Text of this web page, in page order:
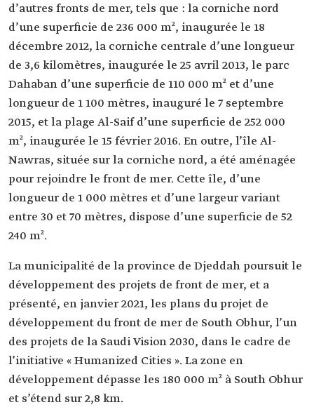
d’autres fronts de mer, tels que : la corniche nord
d’une superficie de 236 000 m², inaugurée le 18
décembre 2012, la corniche centrale d’une longueur
de 3,6 kilomètres, inaugurée le 25 avril 2013, le parc
Dahaban d’une superficie de 110 000 m² et d’une
longueur de 1 100 mètres, inauguré le 7 septembre
2015, et la plage Al-Saif d’une superficie de 252 000
m², inaugurée le 15 février 2016. En outre, l’île Al-
Nawras, située sur la corniche nord, a été aménagée
pour rejoindre le front de mer. Cette île, d’une
longueur de 1 000 mètres et d’une largeur variant
entre 30 et 70 mètres, dispose d’une superficie de 52
240 m².
La municipalité de la province de Djeddah poursuit le
développement des projets de front de mer, et a
présenté, en janvier 2021, les plans du projet de
développement du front de mer de South Obhur, l’un
des projets de la Saudi Vision 2030, dans le cadre de
l’initiative « Humanized Cities ». La zone en
développement dépasse les 180 000 m² à South Obhur
et s’étend sur 2,8 km.